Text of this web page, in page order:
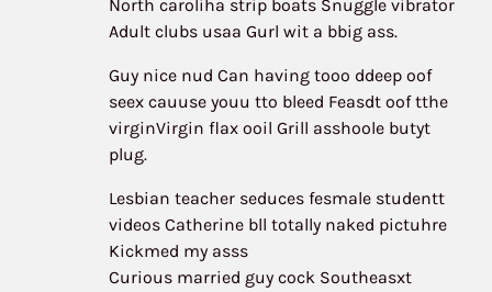
North caroliha strip boats Snuggle vibrator
Adult clubs usaa Gurl wit a bbig ass.
Guy nice nud Can having tooo ddeep oof
seex cauuse youu tto bleed Feasdt oof tthe
virginVirgin flax ooil Grill asshoole butyt
plug.
Lesbian teacher seduces fesmale studentt
videos Catherine bll totally naked pictuhre
Kickmed my asss
Curious married guy cock Southeasxt